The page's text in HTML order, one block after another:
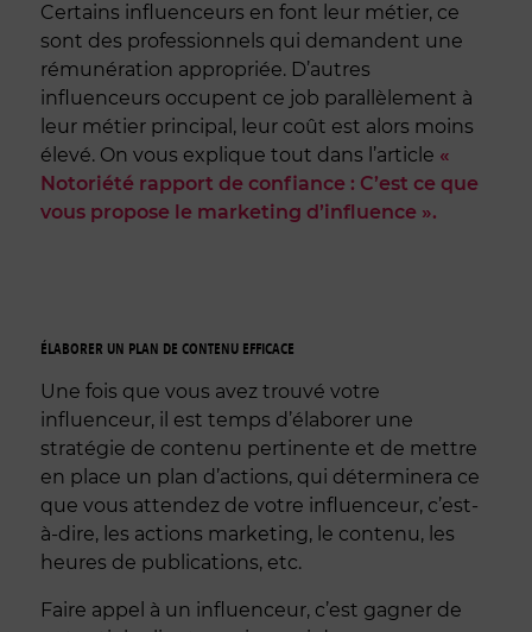
Certains influenceurs en font leur métier, ce
sont des professionnels qui demandent une
rémunération appropriée. D’autres
influenceurs occupent ce job parallèlement à
leur métier principal, leur coût est alors moins
élevé. On vous explique tout dans l’article «
Notoriété rapport de confiance : C’est ce que
vous propose le marketing d’influence ».
ÉLABORER UN PLAN DE CONTENU EFFICACE
Une fois que vous avez trouvé votre
influenceur, il est temps d’élaborer une
stratégie de contenu pertinente et de mettre
en place un plan d’actions, qui déterminera ce
que vous attendez de votre influenceur, c’est-
à-dire, les actions marketing, le contenu, les
heures de publications, etc.
Faire appel à un influenceur, c’est gagner de